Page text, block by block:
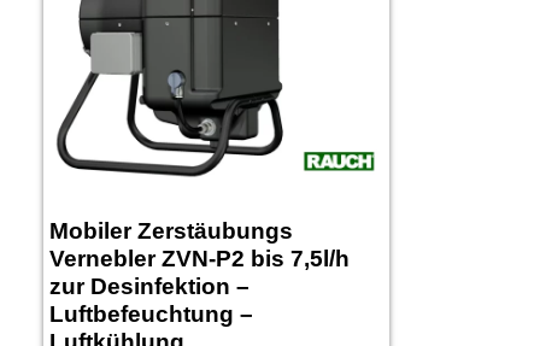
Mobiler Zerstäubungs
Vernebler ZVN-P2 bis 7,5l/h
zur Desinfektion –
Luftbefeuchtung –